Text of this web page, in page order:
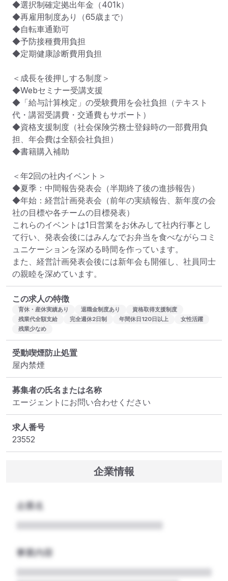
◆選択制確定拠出年金（401k）
◆再雇用制度あり（65歳まで）
◆自転車通勤可
◆予防接種費用負担
◆定期健康診断費用負担
＜成長を後押しする制度＞
◆Webセミナー受講支援
◆「給与計算検定」の受験費用を会社負担（テキスト
代・講習受講費・交通費もサポート）
◆資格支援制度（社会保険労務士登録時の一部費用負
担、年会費は全額会社負担）
◆書籍購入補助
＜年2回の社内イベント＞
◆夏季：中間報告発表会（半期終了後の進捗報告）
◆年始：経営計画発表会（前年の実績報告、新年度の会
社の目標や各チームの目標発表）
これらのイベントは1日営業をお休みして社内行事とし
て行い、発表会後にはみんなでお弁当を食べながらコミ
ュニケーションを深める時間を作っています。
また、経営計画発表会後には新年会も開催し、社員同士
の親睦を深めています。
この求人の特徴
育休・産休実績あり 退職金制度あり
資格取得支援制度
残業代全額支給
完全週休2日制 年間休日120日以上
女性活躍
残業少なめ
受動喫煙防止処置
屋内禁煙
募集者の氏名または名称
エージェントにお問い合わせください
求人番号
23552
企業情報
企業名
事業内容